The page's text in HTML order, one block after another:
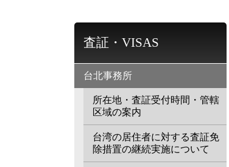
査証・VISAS
台北事務所
所在地・査証受付時間・管轄
区域の案内
台湾の居住者に対する査証免
除措置の継続実施について